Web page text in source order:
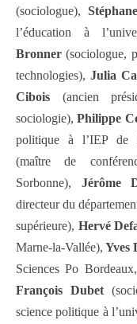
(sociologue),
l’éducation à
Bronner (sociologue,
technologies), Julia
Cibois (ancien
sociologie),Philippe
politique à l’IEP de
(maître de
Sorbonne), Jérôme
directeur du
supérieure), Hervé
Marne-la-Vallée), Yves
Sciences Po
François Dubet
science politique à